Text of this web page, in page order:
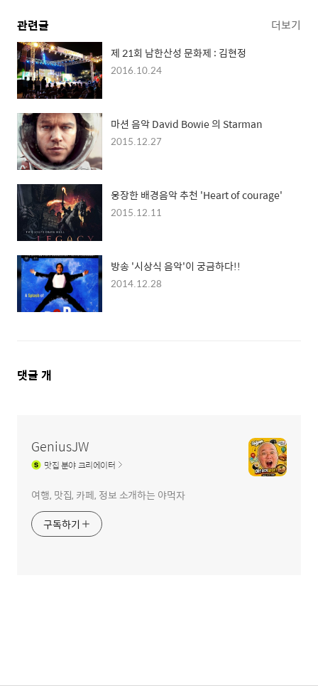
관련글 더보기
제 21회 남한산성 문화제 : 김현정
2016.10.24
마션 음악 David Bowie 의 Starman
2015.12.27
웅장한 배경음악 추천 'Heart of courage'
2015.12.11
방송 '시상식 음악'이 궁금하다!!
2014.12.28
댓
댓글 개
GeniusJW
맛집분야 크리에이터
여행, 맛집, 카페, 정보 소개하는 야먹자
구독하기